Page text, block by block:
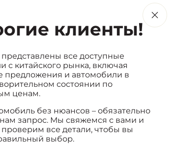
Пикап 2000 см3
Задний
клиенты!
представлены все доступные
с китайского рынка, включая
предложения и автомобили в
состоянии по
ценам.
без нюансов – обязательно
нам запрос. Мы свяжемся с вами и
проверим все детали, чтобы вы
выбор.